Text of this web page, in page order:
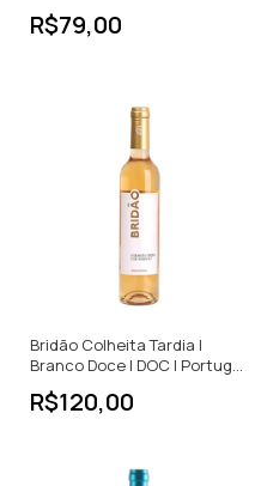
R$79,00
Bridão Colheita Tardia |
Branco Doce | DOC | Portugal
| 500ml
R$120,00